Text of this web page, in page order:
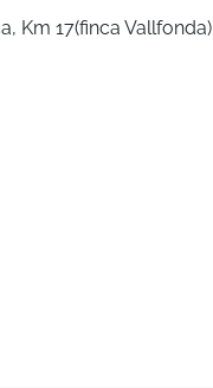
Km 17(finca Vallfonda)